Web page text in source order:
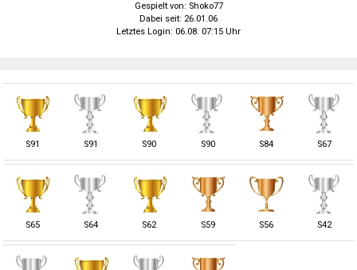
Gespielt von: Shoko77
Dabei seit: 26.01.06
Letztes Login: 06.08. 07:15 Uhr
S91 S91 S90 S90 S84 S67
S65 S64 S62 S59 S56 S42